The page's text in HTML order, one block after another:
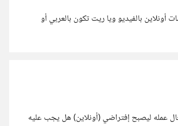
بالفيديو ويا ريت تكون بالعربي أو
عمله ليصبح إفتراضي (أونلاين) هل يجب عليه